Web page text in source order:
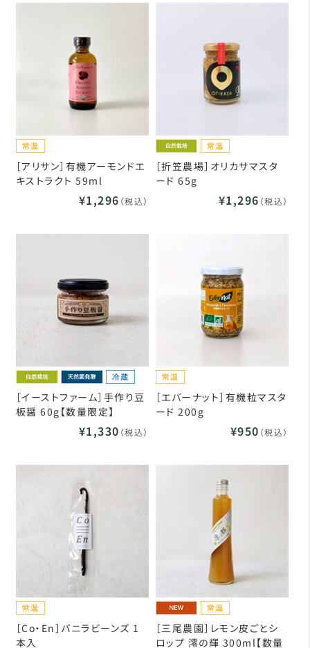
［アリサン］有機アーモンドエ
キストラクト 59ml
¥1,296 （税込）
［折笠農場］オリカサマスタ
ード 65g
¥1,296 （税込）
［イーストファーム］手作り豆
板醤 60g【数量限定】
¥1,330 （税込）
［エバーナット］有機粒マスタ
ード 200g
¥950 （税込）
［Co・En］バニラビーンズ 1
本入
［三尾農園］レモン皮ごとシ
ロップ 澪の輝 300ml【数量